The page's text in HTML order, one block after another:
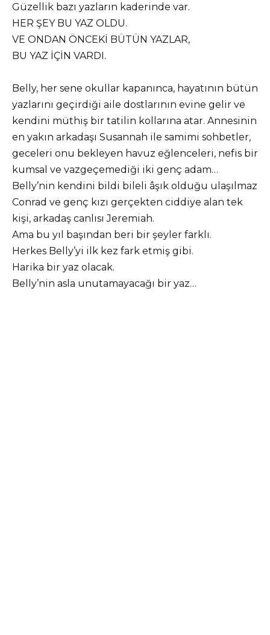
Güzellik bazı yazların kaderinde var.
HER ŞEY BU YAZ OLDU.
VE ONDAN ÖNCEKİ BÜTÜN YAZLAR,
BU YAZ İÇİN VARDI.
Belly, her sene okullar kapanınca, hayatının bütün
yazlarını geçirdiği aile dostlarının evine gelir ve
kendini müthiş bir tatilin kollarına atar. Annesinin
en yakın arkadaşı Susannah ile samimi sohbetler,
geceleri onu bekleyen havuz eğlenceleri, nefis bir
kumsal ve vazgeçemediği iki genç adam…
Belly’nin kendini bildi bileli âşık olduğu ulaşılmaz
Conrad ve genç kızı gerçekten ciddiye alan tek
kişi, arkadaş canlısı Jeremiah.
Ama bu yıl başından beri bir şeyler farklı.
Herkes Belly’yi ilk kez fark etmiş gibi.
Harika bir yaz olacak.
Belly’nin asla unutamayacağı bir yaz…